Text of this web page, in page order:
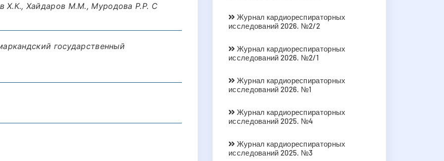
Х.К., Хайдаров М.М., Муродова Р.Р. С
государственный
Журнал кардиореспираторных
исследований 2026. №2/2
Журнал кардиореспираторных
исследований 2026. №2/1
Журнал кардиореспираторных
исследований 2026. №1
Журнал кардиореспираторных
исследований 2025. №4
Журнал кардиореспираторных
исследований 2025. №3